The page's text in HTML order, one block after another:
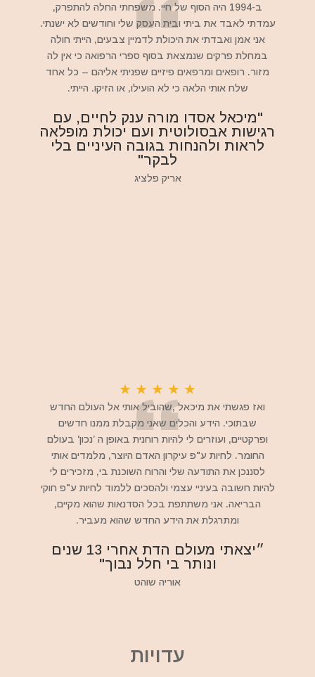
ב-1994 היה הסוף של חיי. משפחתי החלה להתפרק,
עמדתי לאבד את ביתי ובית העסק שלי וחודשים לא ישנתי.
אני אמן ואבדתי את היכולת לדמיין צבעים, הייתי חולה
במחלת פרקים שנמצאת בסוף ספרי הרפואה כי אין לה
מזור. רופאים ומרפאים פיזיים שפניתי אליהם – כל אחד
שלח אותי הלאה כי לא הועילו, או הזיקו. הייתי.
"מיכאל אסדו מורה ענק לחיים, עם
רגישות אבסולוטית ועם יכולת מופלאה
לראות ולהנחות בגובה העיניים בלי
לבקר"
אריק פלציג
★
★
★
★
★
ואז פגשתי את מיכאל ,שהוביל אותי אל העולם החדש
שבתוכי. הידע והכלים שאני מקבלת ממנו חדשים
ופרקטיים, ועוזרים לי להיות רוחנית באופן ה ’נכון' בעולם
החומר. לחיות ע"פ עיקרון האדם היוצר, מלמדים אותי
לסננכן את התודעה שלי והרוח השוכנת בי, מזכירים לי
להיות חשובה בעיניי עצמי ולהסכים ללמוד לחיות ע"פ חוקי
הבריאה. אני משתתפת בכל הסדנאות שהוא מקיים,
ומתרגלת את הידע החדש שהוא מעביר.
״יצאתי מעולם הדת אחרי 13 שנים
ונותר בי חלל נבוך"
אוריה שוהט
עדויות